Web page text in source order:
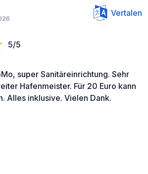
Vertalen
5/5
super Sanitäreinrichtung. Sehr
Hafenmeister. Für 20 Euro kann
Alles inklusive. Vielen Dank.